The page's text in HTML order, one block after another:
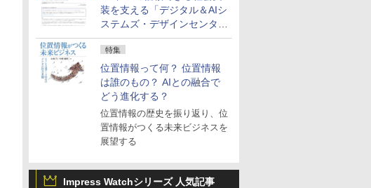
装を支える「デジタル＆AIシ
ステムズ・デザインセンタ
ー」新設
特集
位置情報って何？ 位置情報
は誰のもの？ AIとの融合で
どう進化する？
位置情報の歴史を振り返り、位
置情報がつくる未来ビジネスを
展望する
Impress Watchシリーズ 人気記事